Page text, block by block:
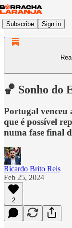
Subscribe Sign in
🏀 Sonho do
Portugal venceu
que é possível
numa fase final
Ricardo Brito Reis
Feb 25, 2024
2